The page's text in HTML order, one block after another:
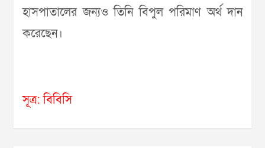
হাসপাতালের জন্যও তিনি বিপুল পরিমাণ অর্থ দান
করেছেন।
সূত্র: বিবিসি